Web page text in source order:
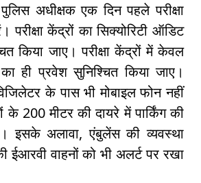
अधीक्षक एक दिन पहले परीक्षा
परीक्षा केंद्रों का सिक्योरिटी ऑडिट
किया जाए। परीक्षा केंद्रों में केवल
ही प्रवेश सुनिश्चित किया जाए।
के पास भी मोबाइल फोन नहीं
के 200 मीटर की दायरे में पार्किंग की
इसके अलावा, एंबुलेंस की व्यवस्था
ईआरवी वाहनों को भी अलर्ट पर रखा